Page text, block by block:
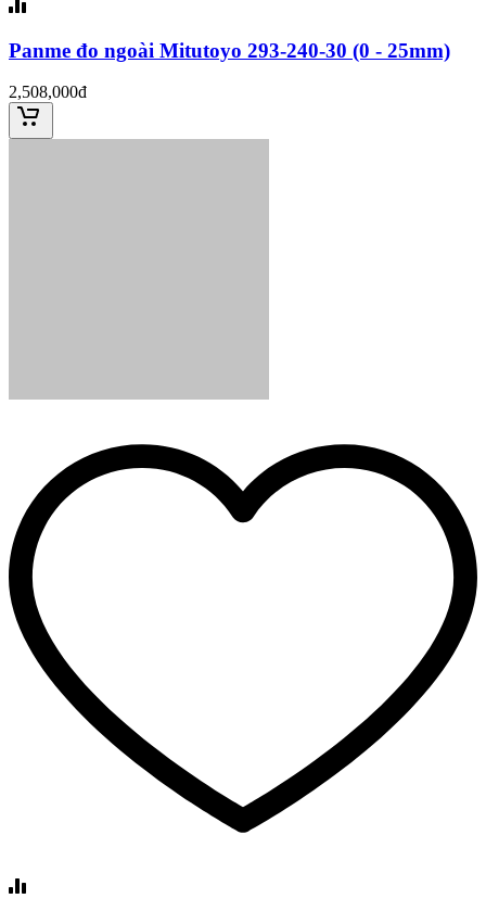
Panme đo ngoài Mitutoyo 293-240-30 (0 - 25mm)
2,508,000đ